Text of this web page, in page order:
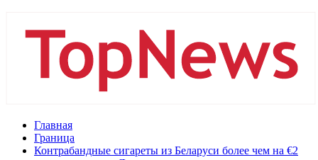
Главная
Граница
Контрабандные сигареты из Беларуси более чем на €2